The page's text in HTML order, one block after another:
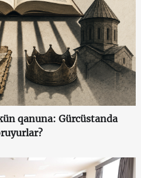
qanuna: Gürcüstanda